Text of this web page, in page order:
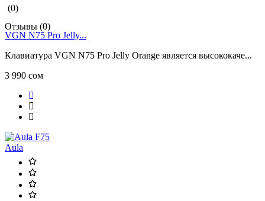
(0)
Отзывы (0)
VGN N75 Pro Jelly...
Клавиатура VGN N75 Pro Jelly Orange является высококаче...
3 990 сом
Aula